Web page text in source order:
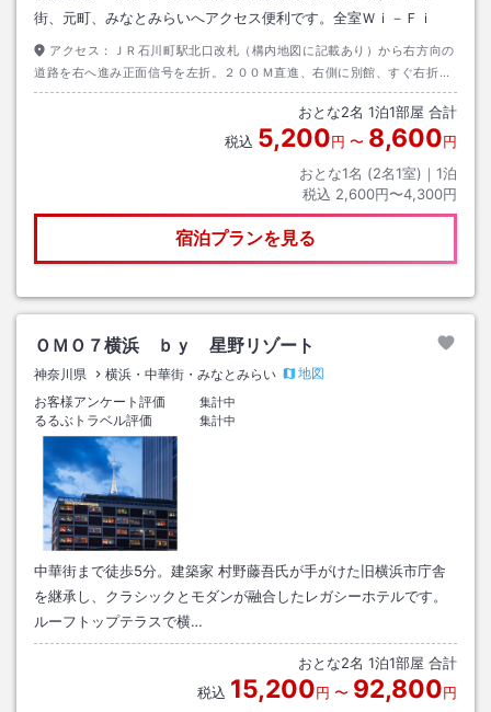
街、元町、みなとみらいへアクセス便利です。全室Ｗｉ－Ｆｉ
アクセス：
ＪＲ石川町駅北口改札（構内地図に記載あり）から右方向の
道路を右へ進み正面信号を左折。２００Ｍ直進、右側に別館、すぐ右折し
本館。
おとな2名 1泊1部屋 合計
税込 5,200円 〜 8,600円
おとな1名 (2名1室)｜ 1泊
税込 2,600円〜4,300円
宿泊プランを見る
ＯＭＯ７横浜 ｂｙ 星野リゾート
神奈川県 横浜・中華街・みなとみらい
地図
お客様アンケート評価
集計中
るるぶトラベル評価 集計中
中華街まで徒歩5分。建築家 村野藤吾氏が手がけた旧横浜市庁舎
を継承し、クラシックとモダンが融合したレガシーホテルです。
ルーフトップテラスで横…
おとな2名 1泊1部屋 合計
税込 15,200円 〜 92,800円